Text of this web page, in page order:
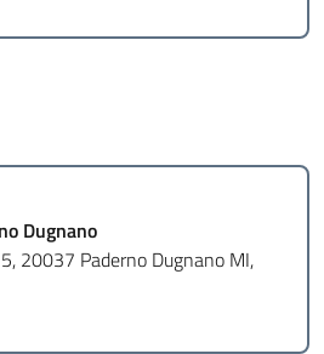
Dugnano
20037 Paderno Dugnano MI,